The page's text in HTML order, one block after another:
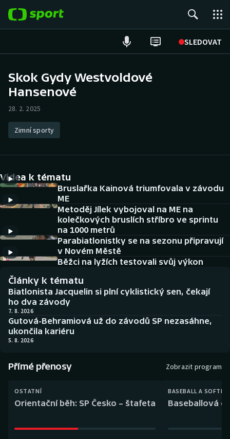
SLEDOVAT
Hokej
Atletika
DALŠÍ SPORTY
Americký fotbal
Baseball a softbal
Basketbal
Biatlon
Boby a skeleton
Box
Curling
Dostihy
NEPŘEHLÉDNĚTE
Soutěže
Historické návraty
Aplikace ČT sport
AZ kvíz
Skok Gydy Westvoldové
Hansenové
28. 2. 2025
Zimní sporty
Videa k tématu
Bruslařka Kainová triumfovala v závodu
ME
Metoděj Jílek vybojoval na ME na
kolečkových bruslích stříbro ve sprintu
na 1000 metrů
Parabiatlonistky se na sezonu připravují
v Novém Městě
Běžci na lyžích testovali svůj výkon
Články k tématu
Biatlonista Jacquelin si plní cyklistický sen, čekají
ho dva závody
7. 8. 2026
Gutová-Behramiová už do závodů SP nezasáhne,
ukončila kariéru
5. 8. 2026
Přímé přenosy Zobrazit program
OSTATNÍ
Orientační běh: SP Česko – štafeta
BASEBALL A
Baseballová